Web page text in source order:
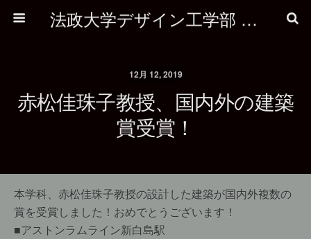
法政大学デザイン工学部 建築学科
12月 12, 2019
赤松佳珠子教授、国内外の建築
賞受賞！
本学科、赤松佳珠子教授の設計した建築が国内外複数の
賞を受賞しました！おめでとうございます！
■アストンラムライン新白島駅